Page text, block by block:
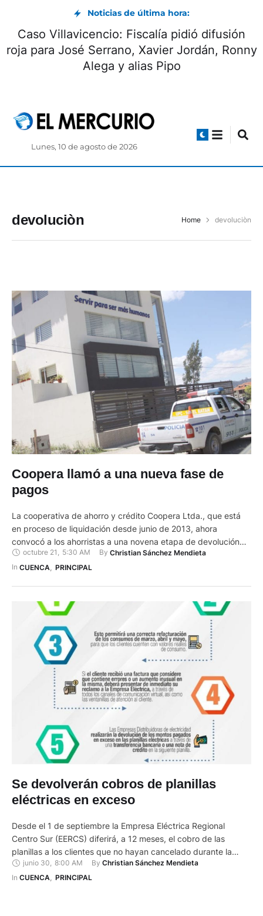
Noticias de última hora:
Caso Villavicencio: Fiscalía pidió difusión
roja para José Serrano, Xavier Jordán, Ronny
Alega y alias Pipo
Lunes, 10 de agosto de 2026
devoluciòn Home devoluciòn
Coopera llamó a una nueva fase de
pagos
La cooperativa de ahorro y crédito Coopera Ltda., que está
en proceso de liquidación desde junio de 2013, ahora
convocó a los ahorristas a una novena etapa de devolución
de su dinero. Esta vez los cuentahabientes recibieron 961
dólares, que son producto del cobro de préstamos que había
octubre 21 , 5:30 AM By Christian Sánchez Mendieta
In CUENCA PRINCIPAL
Se devolverán cobros de planillas
eléctricas en exceso
Desde el 1 de septiembre la Empresa Eléctrica Regional
Centro Sur (EERCS) diferirá, a 12 meses, el cobro de las
planillas a los clientes que no hayan cancelado durante la
emergencia sanitaria por la Covid.19. Esta comenzó el 16 de
marzo e incluye un decreto de estado de excepción, que
junio 30 8:00 AM By Christian Sánchez Mendieta
In CUENCA, PRINCIPAL